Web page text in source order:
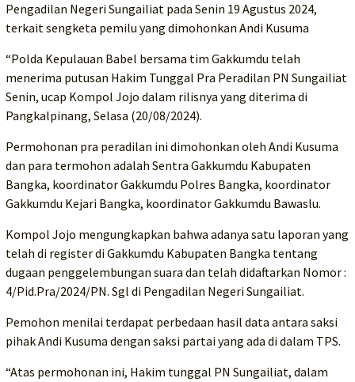
Pengadilan Negeri Sungailiat pada Senin 19 Agustus 2024,
terkait sengketa pemilu yang dimohonkan Andi Kusuma
“Polda Kepulauan Babel bersama tim Gakkumdu telah
menerima putusan Hakim Tunggal Pra Peradilan PN Sungailiat
Senin, ucap Kompol Jojo dalam rilisnya yang diterima di
Pangkalpinang, Selasa (20/08/2024).
Permohonan pra peradilan ini dimohonkan oleh Andi Kusuma
dan para termohon adalah Sentra Gakkumdu Kabupaten
Bangka, koordinator Gakkumdu Polres Bangka, koordinator
Gakkumdu Kejari Bangka, koordinator Gakkumdu Bawaslu.
Kompol Jojo mengungkapkan bahwa adanya satu laporan yang
telah di register di Gakkumdu Kabupaten Bangka tentang
dugaan penggelembungan suara dan telah didaftarkan Nomor :
4/Pid.Pra/2024/PN. Sgl di Pengadilan Negeri Sungailiat.
Pemohon menilai terdapat perbedaan hasil data antara saksi
pihak Andi Kusuma dengan saksi partai yang ada di dalam TPS.
“Atas permohonan ini, Hakim tunggal PN Sungailiat, dalam